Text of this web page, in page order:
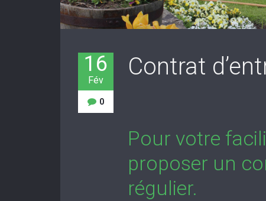
16
Fév
0
Contrat
Pour votre
proposer un
régulier.